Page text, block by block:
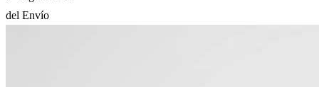
del Envío